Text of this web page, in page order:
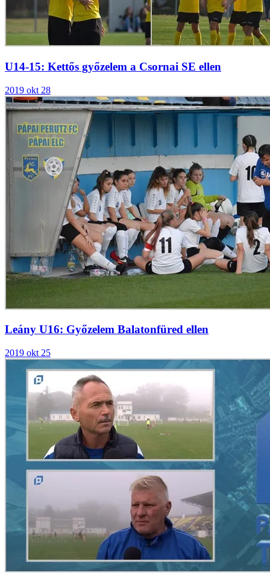
U14-15: Kettős győzelem a Csornai SE ellen
2019 okt 28
Leány U16: Győzelem Balatonfüred ellen
2019 okt 25